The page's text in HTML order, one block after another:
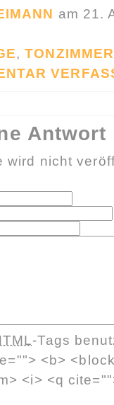
am 21.
,TONZIMMER
Antwort
wird nicht
-Tags
<b>
<i> <q